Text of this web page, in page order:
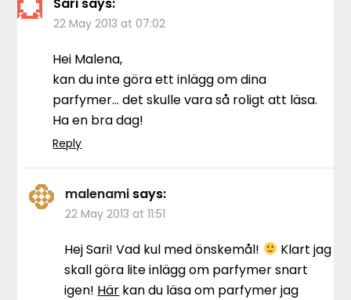
22 May 2013 at 07:02
Hei Malena,
kan du inte göra ett inlägg om dina
parfymer… det skulle vara så roligt att läsa.
Ha en bra dag!
Reply
malenami says:
22 May 2013 at 11:51
Hej Sari! Vad kul med önskemål!
Klart jag
skall göra lite inlägg om parfymer snart
igen! Här kan du läsa om parfymer jag